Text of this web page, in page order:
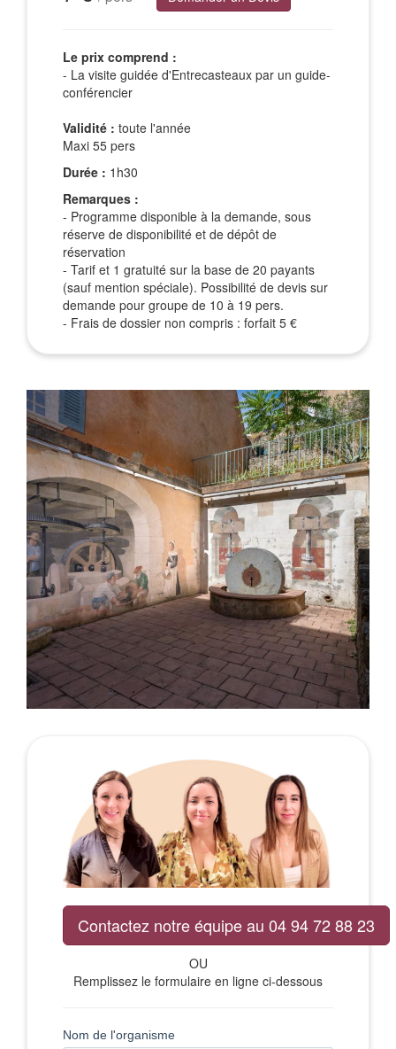
Le prix comprend :
- La visite guidée d'Entrecasteaux par un guide-
conférencier
Validité : toute l'année
Maxi 55 pers
Durée : 1h30
Remarques :
- Programme disponible à la demande, sous
réserve de disponibilité et de dépôt de
réservation
- Tarif et 1 gratuité sur la base de 20 payants
(sauf mention spéciale). Possibilité de devis sur
demande pour groupe de 10 à 19 pers.
- Frais de dossier non compris : forfait 5 €
Contactez notre équipe au 04 94 72 88 23
OU
Remplissez le formulaire en ligne ci-dessous